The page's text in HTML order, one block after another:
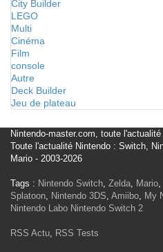
City Builder
LEGO
Multi
Cinéma
Film
console
Autre
Deck Builder
Jeu de plateau
Nintendo-master.com, toute
Toute l'actualité Nintendo : Switch,
Mario - 2003-2026
Tags : Nintendo Switch, Zelda, Mario,
Splatoon, Nintendo 3DS, Amiibo, My
Nintendo Labo Nintendo Switch 2
RSS Actu, RSS Tests